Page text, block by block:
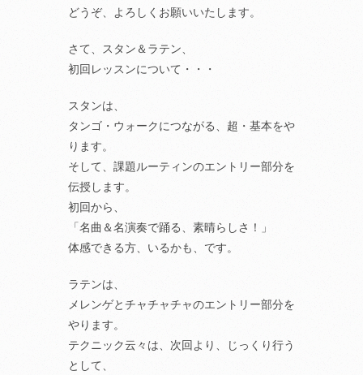
どうぞ、よろしくお願いいたします。
さて、スタン＆ラテン、
初回レッスンについて・・・
スタンは、
タンゴ・ウォークにつながる、超・基本をや
ります。
そして、課題ルーティンのエントリー部分を
伝授します。
初回から、
「名曲＆名演奏で踊る、素晴らしさ！」
体感できる方、いるかも、です。
ラテンは、
メレンゲとチャチャチャのエントリー部分を
やります。
テクニック云々は、次回より、じっくり行う
として、